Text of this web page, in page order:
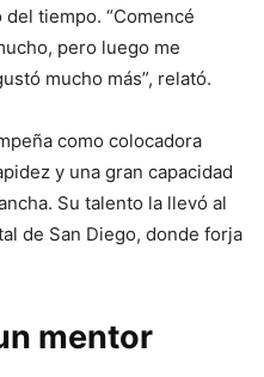
tiempo. “Comencé
pero luego me
mucho más”, relató.
como colocadora
y una gran capacidad
Su talento la llevó al
de San Diego, donde forja
mentor